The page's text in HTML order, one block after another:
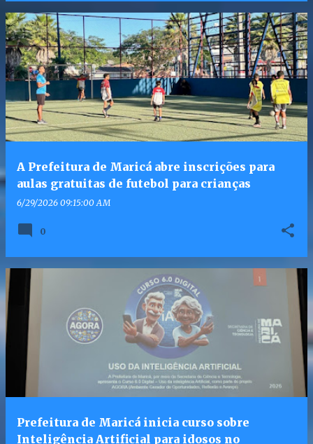
A Prefeitura de Maricá abre inscrições para
aulas gratuitas de futebol para crianças
6/29/2026 09:15:00 AM
0
Prefeitura de Maricá inicia curso sobre
Inteligência Artificial para idosos no